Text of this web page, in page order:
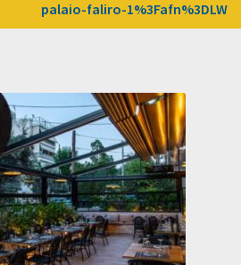
palaio-faliro-1%3Fafn%3DLW